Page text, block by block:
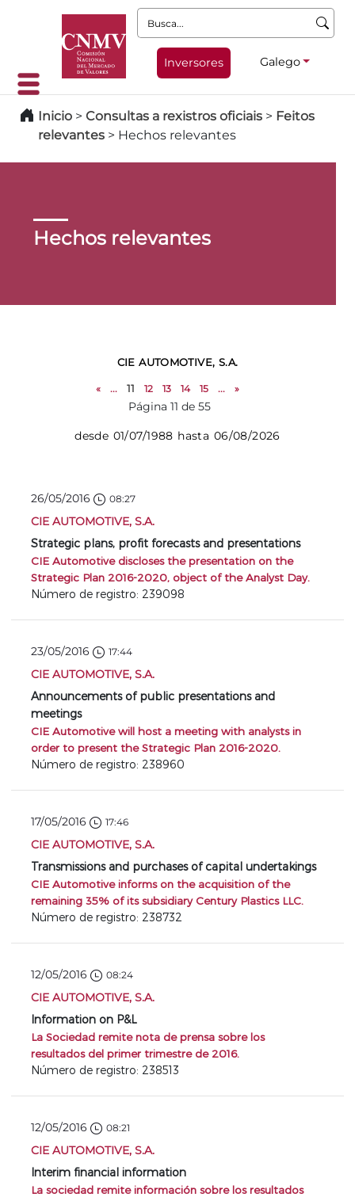
Busca:
Inversores Galego
Inicio > Consultas a rexistros oficiais > Feitos
relevantes > Hechos relevantes
Hechos relevantes
CIE AUTOMOTIVE, S.A.
« ... 11 12 13 14 15 ... »
Página 11 de 55
desde 01/07/1988 hasta 06/08/2026
26/05/2016 08:27
CIE AUTOMOTIVE, S.A.
Strategic plans, profit forecasts and presentations
CIE Automotive discloses the presentation on the
Strategic Plan 2016-2020, object of the Analyst Day.
Número de registro: 239098
23/05/2016 17:44
CIE AUTOMOTIVE, S.A.
Announcements of public presentations and
meetings
CIE Automotive will host a meeting with analysts in
order to present the Strategic Plan 2016-2020.
Número de registro: 238960
17/05/2016 17:46
CIE AUTOMOTIVE, S.A.
Transmissions and purchases of capital undertakings
CIE Automotive informs on the acquisition of the
remaining 35% of its subsidiary Century Plastics LLC.
Número de registro: 238732
12/05/2016 08:24
CIE AUTOMOTIVE, S.A.
Information on P&L
La Sociedad remite nota de prensa sobre los
resultados del primer trimestre de 2016.
Número de registro: 238513
12/05/2016 08:21
CIE AUTOMOTIVE, S.A.
Interim financial information
La sociedad remite información sobre los resultados